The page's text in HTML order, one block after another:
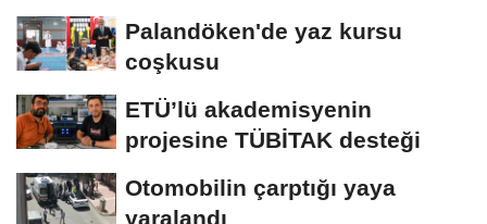
Palandöken'de yaz kursu
coşkusu
ETÜ’lü akademisyenin
projesine TÜBİTAK desteği
Otomobilin çarptığı yaya
yaralandı